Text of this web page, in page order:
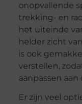
onopvallende
trekking- en
het uiteinde
helder zicht
is ook
verstellen,
aanpassen
Er zijn veel